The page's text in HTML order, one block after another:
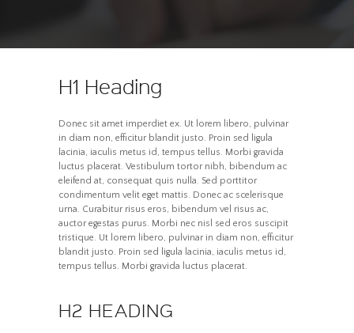
H1 Heading
Donec sit amet imperdiet ex. Ut lorem libero, pulvinar
in diam non, efficitur blandit justo. Proin sed ligula
lacinia, iaculis metus id, tempus tellus. Morbi gravida
luctus placerat. Vestibulum tortor nibh, bibendum ac
eleifend at, consequat quis nulla. Sed porttitor
condimentum velit eget mattis. Donec ac scelerisque
urna. Curabitur risus eros, bibendum vel risus ac,
auctor egestas purus. Morbi nec nisl sed eros suscipit
tristique. Ut lorem libero, pulvinar in diam non, efficitur
blandit justo. Proin sed ligula lacinia, iaculis metus id,
tempus tellus. Morbi gravida luctus placerat.
H2 HEADING